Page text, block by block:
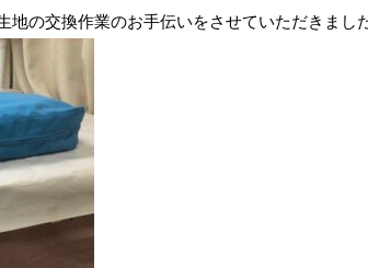
地の交換作業のお手伝いをさせていただきました